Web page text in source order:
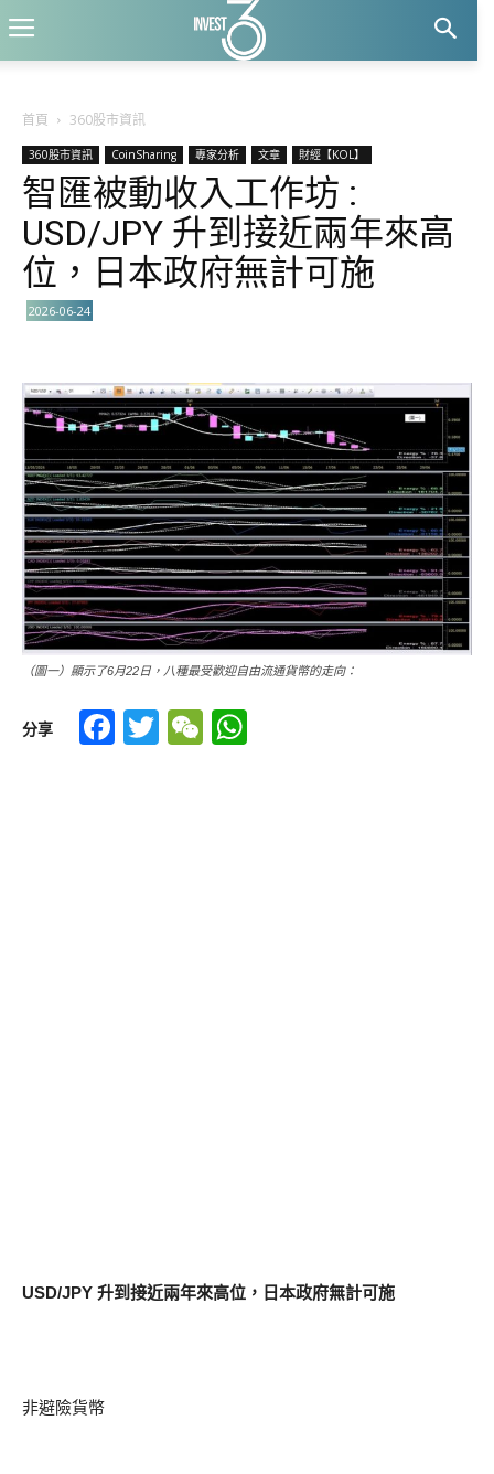
首頁 360股市資訊
360股市資訊 CoinSharing 專家分析 文章 財經【KOL】
智匯被動收入工作坊 :
USD/JPY 升到接近兩年來高
位，日本政府無計可施
2026-06-24
（圖一）顯示了6月22日，八種最受歡迎自由流通貨幣的走向：
分享 Facebook
TwitterWeChat
USD/JPY 升到接近兩年來高位，日本政府無計可施
非避險貨幣